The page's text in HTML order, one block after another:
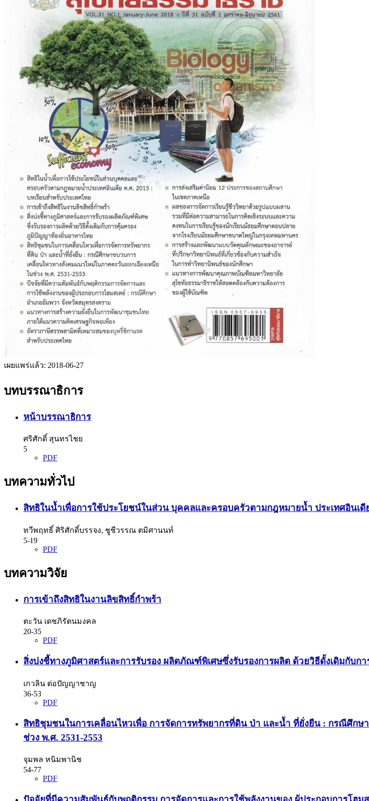
เผยแพร่แล้ว: 2018-06-27
บทบรรณาธิการ
หน้าบรรณาธิการ
ศริศักดิ์ สุนทรไชย
5
PDF
บทความทั่วไป
สิทธิในนํ้าเพื่อการใช้ประโยชน์ในส่วน บุคคลและครอบครัวตามกฎหมายนํ้า ประเทศอินเดี
ทวีพฤทธิ์ ศิริศักดิ์บรรจง, ชูชีวรรณ ตมิศานนท์
5-19
PDF
บทความวิจัย
การเข้าถึงสิทธิในงานลิขสิทธิ์กำพร้า
ตะวัน เดชภิรัตนมงคล
20-35
PDF
สิ่งบ่งชี้ทางภูมิศาสตร์และการรับรอง ผลิตภัณฑ์พิเศษซึ่งรับรองการผลิต ด้วยวิธีดั้งเดิมกับ
เกวลิน ต่อปัญญาชาญ
36-53
PDF
สิทธิชุมชนในการเคลื่อนไหวเพื่อ การจัดการทรัพยากรที่ดิน ป่า และนํ้า ที่ยั่งยืน : กรณีศึก
ช่วง พ.ศ. 2531-2553
จุมพล หนิมพานิช
54-77
PDF